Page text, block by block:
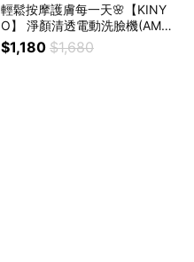
輕鬆按摩護膚每一天🌸【KINY
O】 淨顏清透電動洗臉機(AMC-
6220) 多功能 深層清潔 小巧便
攜 聖誕禮物
$1,180 $1,680